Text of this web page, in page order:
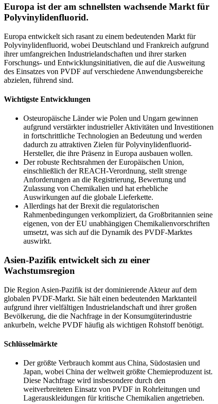
Europa ist der am schnellsten wachsende Markt für
Polyvinylidenfluorid.
Europa entwickelt sich rasant zu einem bedeutenden Markt für
Polyvinylidenfluorid, wobei Deutschland und Frankreich aufgrund
ihrer umfangreichen Industrielandschaften und ihrer starken
Forschungs- und Entwicklungsinitiativen, die auf die Ausweitung
des Einsatzes von PVDF auf verschiedene Anwendungsbereiche
abzielen, führend sind.
Wichtigste Entwicklungen
Osteuropäische Länder wie Polen und Ungarn gewinnen
aufgrund verstärkter industrieller Aktivitäten und Investitionen
in fortschrittliche Technologien an Bedeutung und werden
dadurch zu attraktiven Zielen für Polyvinylidenfluorid-
Hersteller, die ihre Präsenz in Europa ausbauen wollen.
Der robuste Rechtsrahmen der Europäischen Union,
einschließlich der REACH-Verordnung, stellt strenge
Anforderungen an die Registrierung, Bewertung und
Zulassung von Chemikalien und hat erhebliche
Auswirkungen auf die globale Lieferkette.
Allerdings hat der Brexit die regulatorischen
Rahmenbedingungen verkompliziert, da Großbritannien seine
eigenen, von der EU unabhängigen Chemikalienvorschriften
umsetzt, was sich auf die Dynamik des PVDF-Marktes
auswirkt.
Asien-Pazifik entwickelt sich zu einer
Wachstumsregion
Die Region Asien-Pazifik ist der dominierende Akteur auf dem
globalen PVDF-Markt. Sie hält einen bedeutenden Marktanteil
aufgrund ihrer vielfältigen Industrielandschaft und ihrer großen
Bevölkerung, die die Nachfrage in der Konsumgüterindustrie
ankurbeln, welche PVDF häufig als wichtigen Rohstoff benötigt.
Schlüsselmärkte
Der größte Verbrauch kommt aus China, Südostasien und
Japan, wobei China der weltweit größte Chemieproduzent ist.
Diese Nachfrage wird insbesondere durch den
weitverbreiteten Einsatz von PVDF in Rohrleitungen und
Lagerauskleidungen für kritische Chemikalien angetrieben.